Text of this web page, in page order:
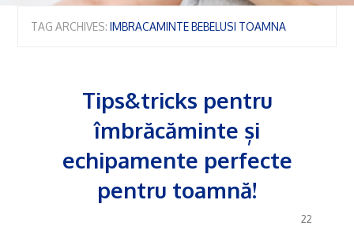
TAG ARCHIVES:IMBRACAMINTE BEBELUSI TOAMNA
Tips&tricks pentru
îmbrăcăminte și
echipamente perfecte
pentru toamnă!
22